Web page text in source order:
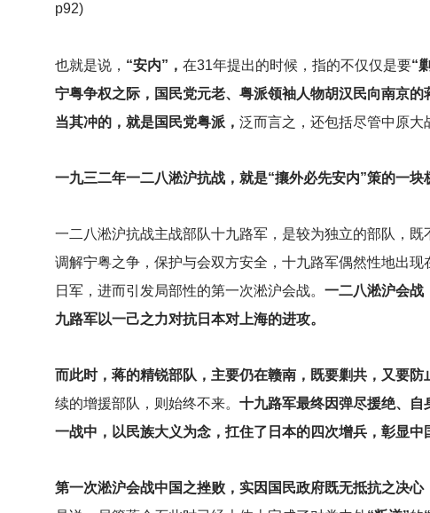
p92)
也就是说， “安内”， 在31年提出的时候，指的不仅仅是要“
宁粤争权之际，国民党元老、粤派领袖人物胡汉民向南京的
当其冲的，就是国民党粤派， 泛而言之，还包括尽管中原大
一九三二年一二八淞沪抗战，就是“攘外必先安内”策的一
一二八淞沪抗战主战部队十九路军，是较为独立的部队，
调解宁粤之争，保护与会双方安全，十九路军偶然性地出
日军，进而引发局部性的第一次淞沪会战。 一二八淞沪会战
九路军以一己之力对抗日本对上海的进攻。
而此时，蒋的精锐部队，主要仍在赣南，既要剿共，又要防
续的增援部队，则始终不来。 十九路军最终因弹尽援绝、
一战中，以民族大义为念，扛住了日本的四次增兵，彰显中
第一次淞沪会战中国之挫败，实因国民政府既无抵抗之决